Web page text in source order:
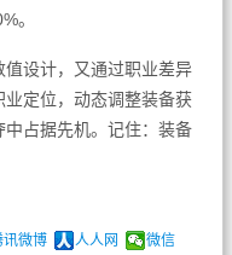
。
设计，又通过职业差异
定位，动态调整装备获
占据先机。记住：装备
讯微博 人人网 微信